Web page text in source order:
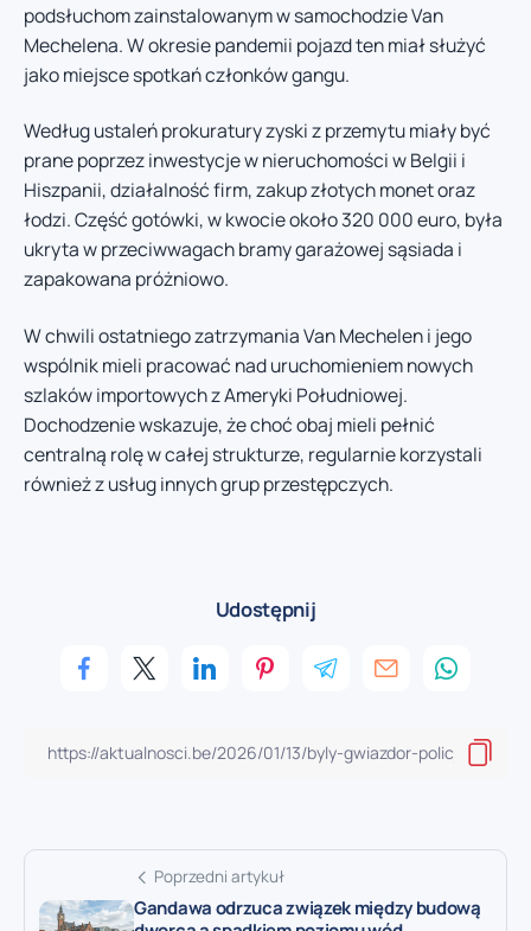
podsłuchom zainstalowanym w samochodzie Van
Mechelena. W okresie pandemii pojazd ten miał służyć
jako miejsce spotkań członków gangu.
Według ustaleń prokuratury zyski z przemytu miały być
prane poprzez inwestycje w nieruchomości w Belgii i
Hiszpanii, działalność firm, zakup złotych monet oraz
łodzi. Część gotówki, w kwocie około 320 000 euro, była
ukryta w przeciwwagach bramy garażowej sąsiada i
zapakowana próżniowo.
W chwili ostatniego zatrzymania Van Mechelen i jego
wspólnik mieli pracować nad uruchomieniem nowych
szlaków importowych z Ameryki Południowej.
Dochodzenie wskazuje, że choć obaj mieli pełnić
centralną rolę w całej strukturze, regularnie korzystali
również z usług innych grup przestępczych.
Udostępnij
Poprzedni artykuł
Gandawa odrzuca związek między budową